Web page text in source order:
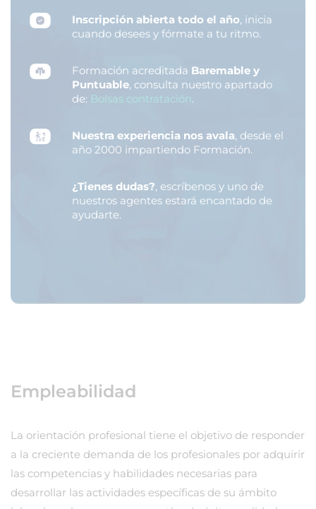
Inscripción abierta todo el año, inicia
cuando desees y fórmate a tu ritmo.
Formación acreditada Baremable y
Puntuable, consulta nuestro apartado
de: Bolsas contratación.
Nuestra experiencia nos avala, desde el
año 2000 impartiendo Formación.
¿Tienes dudas?, escríbenos y uno de
nuestros agentes estará encantado de
ayudarte.
Empleabilidad
La orientación profesional tiene el objetivo de responder
a la creciente demanda de los profesionales por adquirir
las competencias y habilidades necesarias para
desarrollar las actividades específicas de su ámbito